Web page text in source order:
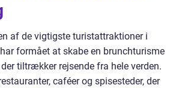
af de vigtigste turistattraktioner i
formået at skabe en brunchturisme
tiltrækker rejsende fra hele verden.
caféer og spisesteder, der